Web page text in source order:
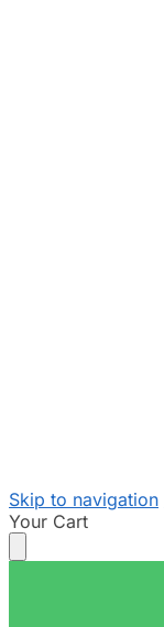
Skip to navigation
Your Cart